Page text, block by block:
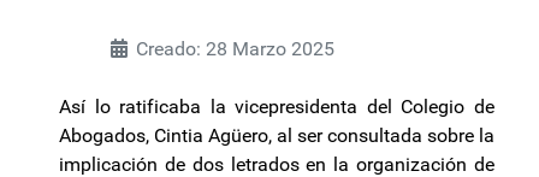
Creado: 28 Marzo 2025
Así lo ratificaba la vicepresidenta del Colegio de
Abogados, Cintia Agüero, al ser consultada sobre la
implicación de dos letrados en la organización de